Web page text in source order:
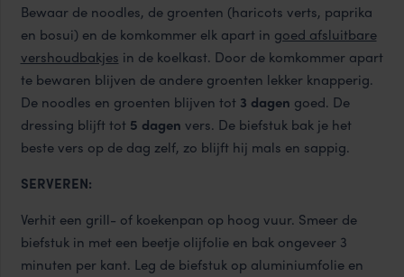
Bewaar de noodles, de groenten (haricots verts, paprika
en bosui) en de komkommer elk apart in goed afsluitbare
vershoudbakjes in de koelkast. Door de komkommer apart
te bewaren blijven de andere groenten lekker knapperig.
De noodles en groenten blijven tot 3 dagen goed. De
dressing blijft tot 5 dagen vers. De biefstuk bak je het
beste vers op de dag zelf, zo blijft hij mals en sappig.
SERVEREN:
Verhit een grill- of koekenpan op hoog vuur. Smeer de
biefstuk in met een beetje olijfolie en bak ongeveer 3
minuten per kant. Leg de biefstuk op aluminiumfolie en